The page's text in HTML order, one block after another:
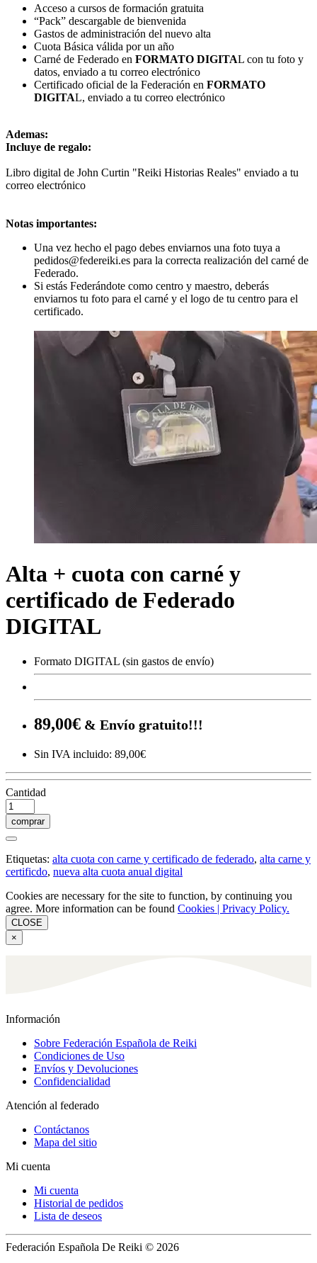
Acceso a cursos de formación gratuita
“Pack” descargable de bienvenida
Gastos de administración del nuevo alta
Cuota Básica válida por un año
Carné de Federado en FORMATO DIGITAL con tu foto y
datos, enviado a tu correo electrónico
Certificado oficial de la Federación en FORMATO
DIGITAL, enviado a tu correo electrónico
Ademas:
Incluye de regalo:
Libro digital de John Curtin "Reiki Historias Reales" enviado a tu
correo electrónico
Notas importantes:
Una vez hecho el pago debes enviarnos una foto tuya a
pedidos@federeiki.es para la correcta realización del carné de
Federado.
Si estás Federándote como centro y maestro, deberás
enviarnos tu foto para el carné y el logo de tu centro para el
certificado.
Alta + cuota con carné y
certificado de Federado
DIGITAL
Formato DIGITAL (sin gastos de envío)
89,00€ & Envío gratuito!!!
Sin IVA incluido: 89,00€
Cantidad
comprar
Etiquetas: alta cuota con carne y certificado de federado, alta carne y
certificdo, nueva alta cuota anual digital
Cookies are necessary for the site to function, by continuing you
agree. More information can be found Cookies | Privacy Policy.
CLOSE
×
Información
Sobre Federación Española de Reiki
Condiciones de Uso
Envíos y Devoluciones
Confidencialidad
Atención al federado
Contáctanos
Mapa del sitio
Mi cuenta
Mi cuenta
Historial de pedidos
Lista de deseos
Federación Española De Reiki © 2026